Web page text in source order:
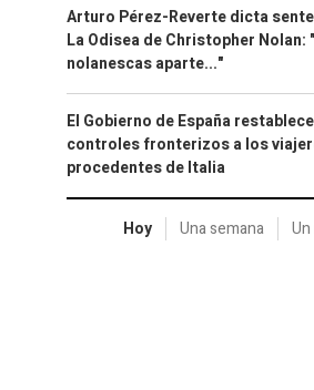
Arturo Pérez-Reverte dicta
La Odisea de Christopher Nolan:
nolanescas aparte..."
El Gobierno de España
controles fronterizos a los
procedentes de Italia
Hoy Una semana